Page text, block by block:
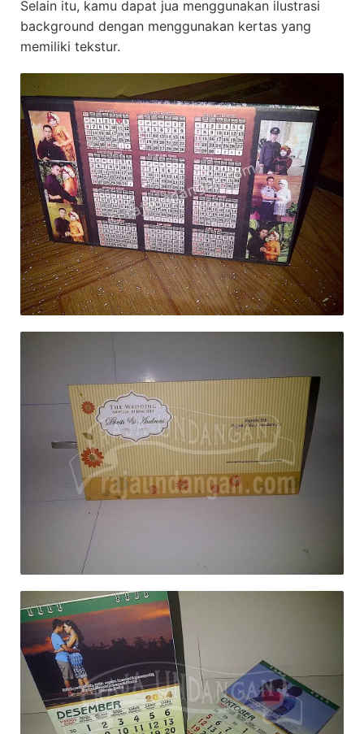
Selain itu, kamu dapat jua menggunakan ilustrasi
background dengan menggunakan kertas yang
memiliki tekstur.